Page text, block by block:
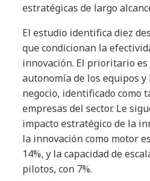
estratégicas de largo
El estudio identifica diez
que condicionan la
innovación. El prioritario
autonomía de los equipos
negocio, identificado como
empresas del sector. Le
impacto estratégico de la
la innovación como motor
14%, y la capacidad de
pilotos, con 7%.